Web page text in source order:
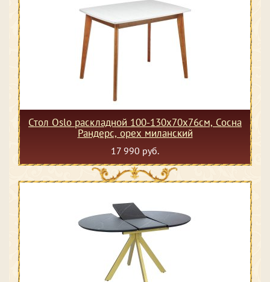
Стол Oslo раскладной 100-130x70x76см, Сосна
Рандерс, орех миланский
17 990 руб.